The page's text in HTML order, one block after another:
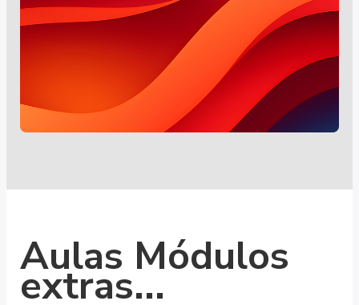
Aulas Módulos
extras...